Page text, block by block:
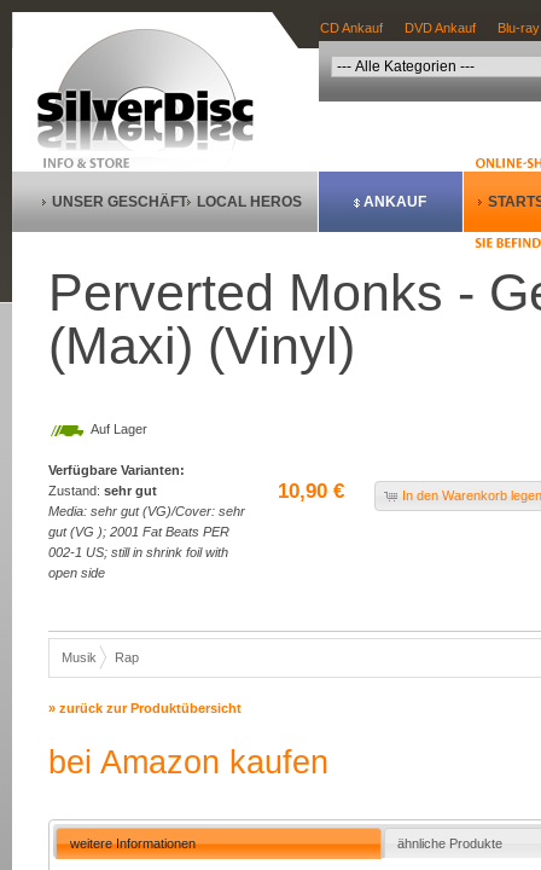
CD Ankauf DVD Ankauf Blu-
UNSER GESCHÄFT LOCAL HEROS ANKAUF
Perverted Monks -
(Maxi) (Vinyl)
Auf Lager
Verfügbare Varianten:
Zustand: sehr gut
Media: sehr gut (VG)/Cover: sehr
gut (VG ); 2001 Fat Beats PER
002-1 US; still in shrink foil with
open side
10,90 € In den Warenkorb
Musik Rap
» zurück zur Produktübersicht
bei Amazon kaufen
weitere Informationen ähnliche Produkte